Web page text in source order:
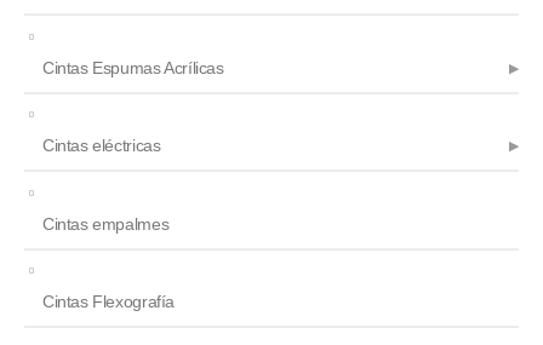
Cintas Espumas Acrílicas
Cintas eléctricas
Cintas empalmes
Cintas Flexografía